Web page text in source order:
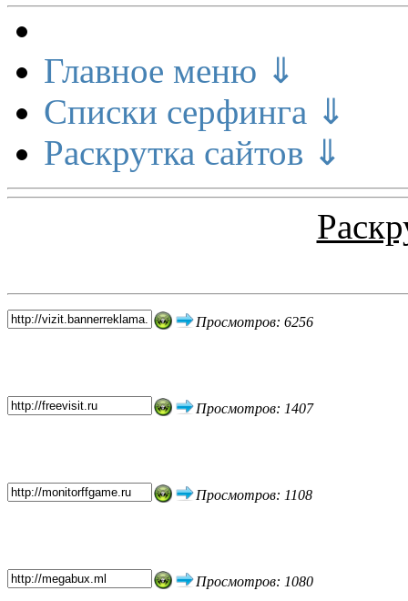
Главное меню ⇓
Списки серфинга ⇓
Раскрутка сайтов ⇓
Просмотров: 6256
Просмотров: 1407
Просмотров: 1108
Просмотров: 1080